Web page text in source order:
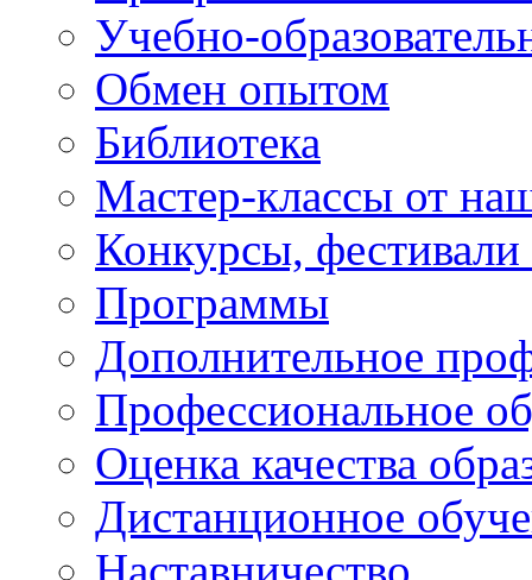
Учебно-
Обмен опытом
Библиотека
Мастер-классы от
Конкурсы,
Программы
Дополнительное
Профессиональное
Оценка качества
Дистанционное